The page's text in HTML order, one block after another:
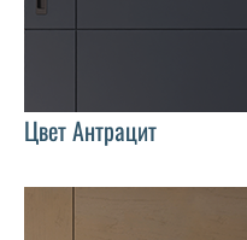
Цвет Антрацит